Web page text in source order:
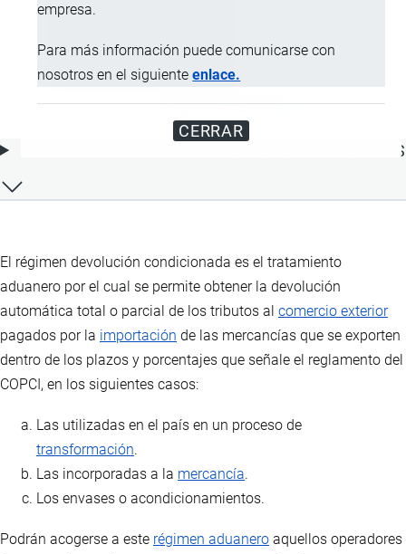
empresa.
Para más información puede comunicarse con
nosotros en el siguienteenlace.
CERRAR
ÍNDICE DE CONTENIDOS
El régimen devolución condicionada es el tratamiento
aduanero por el cual se permite obtener la devolución
automática total o parcial de los tributos al comercio exterior
pagados por la importación de las mercancías que se exporten
dentro de los plazos y porcentajes que señale el reglamento del
COPCI, en los siguientes casos:
Las utilizadas en el país en un proceso de
transformación.
Las incorporadas a la mercancía.
Los envases o acondicionamientos.
Podrán acogerse a este régimen aduanero aquellos operadores